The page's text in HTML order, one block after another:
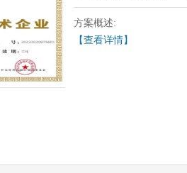
方案概述:
【查看详情】